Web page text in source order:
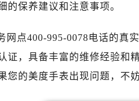
层1015室（需提前预约）
7层G室（需提前预约）
心C座12层1205室（需提前预
心T1写字楼9层907室（需提
字楼1座11层1104室（需提前
的保养建议和注意事项。
点400-995-0078电话的真
，具备丰富的维修经验和
的美度手表出现问题，不